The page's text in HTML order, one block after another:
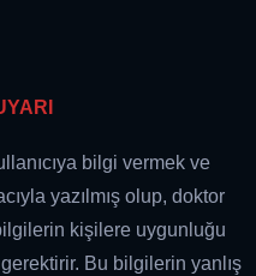
bilgi vermek ve
yazılmış olup, doktor
kişilere uygunluğu
Bu bilgilerin yanlış